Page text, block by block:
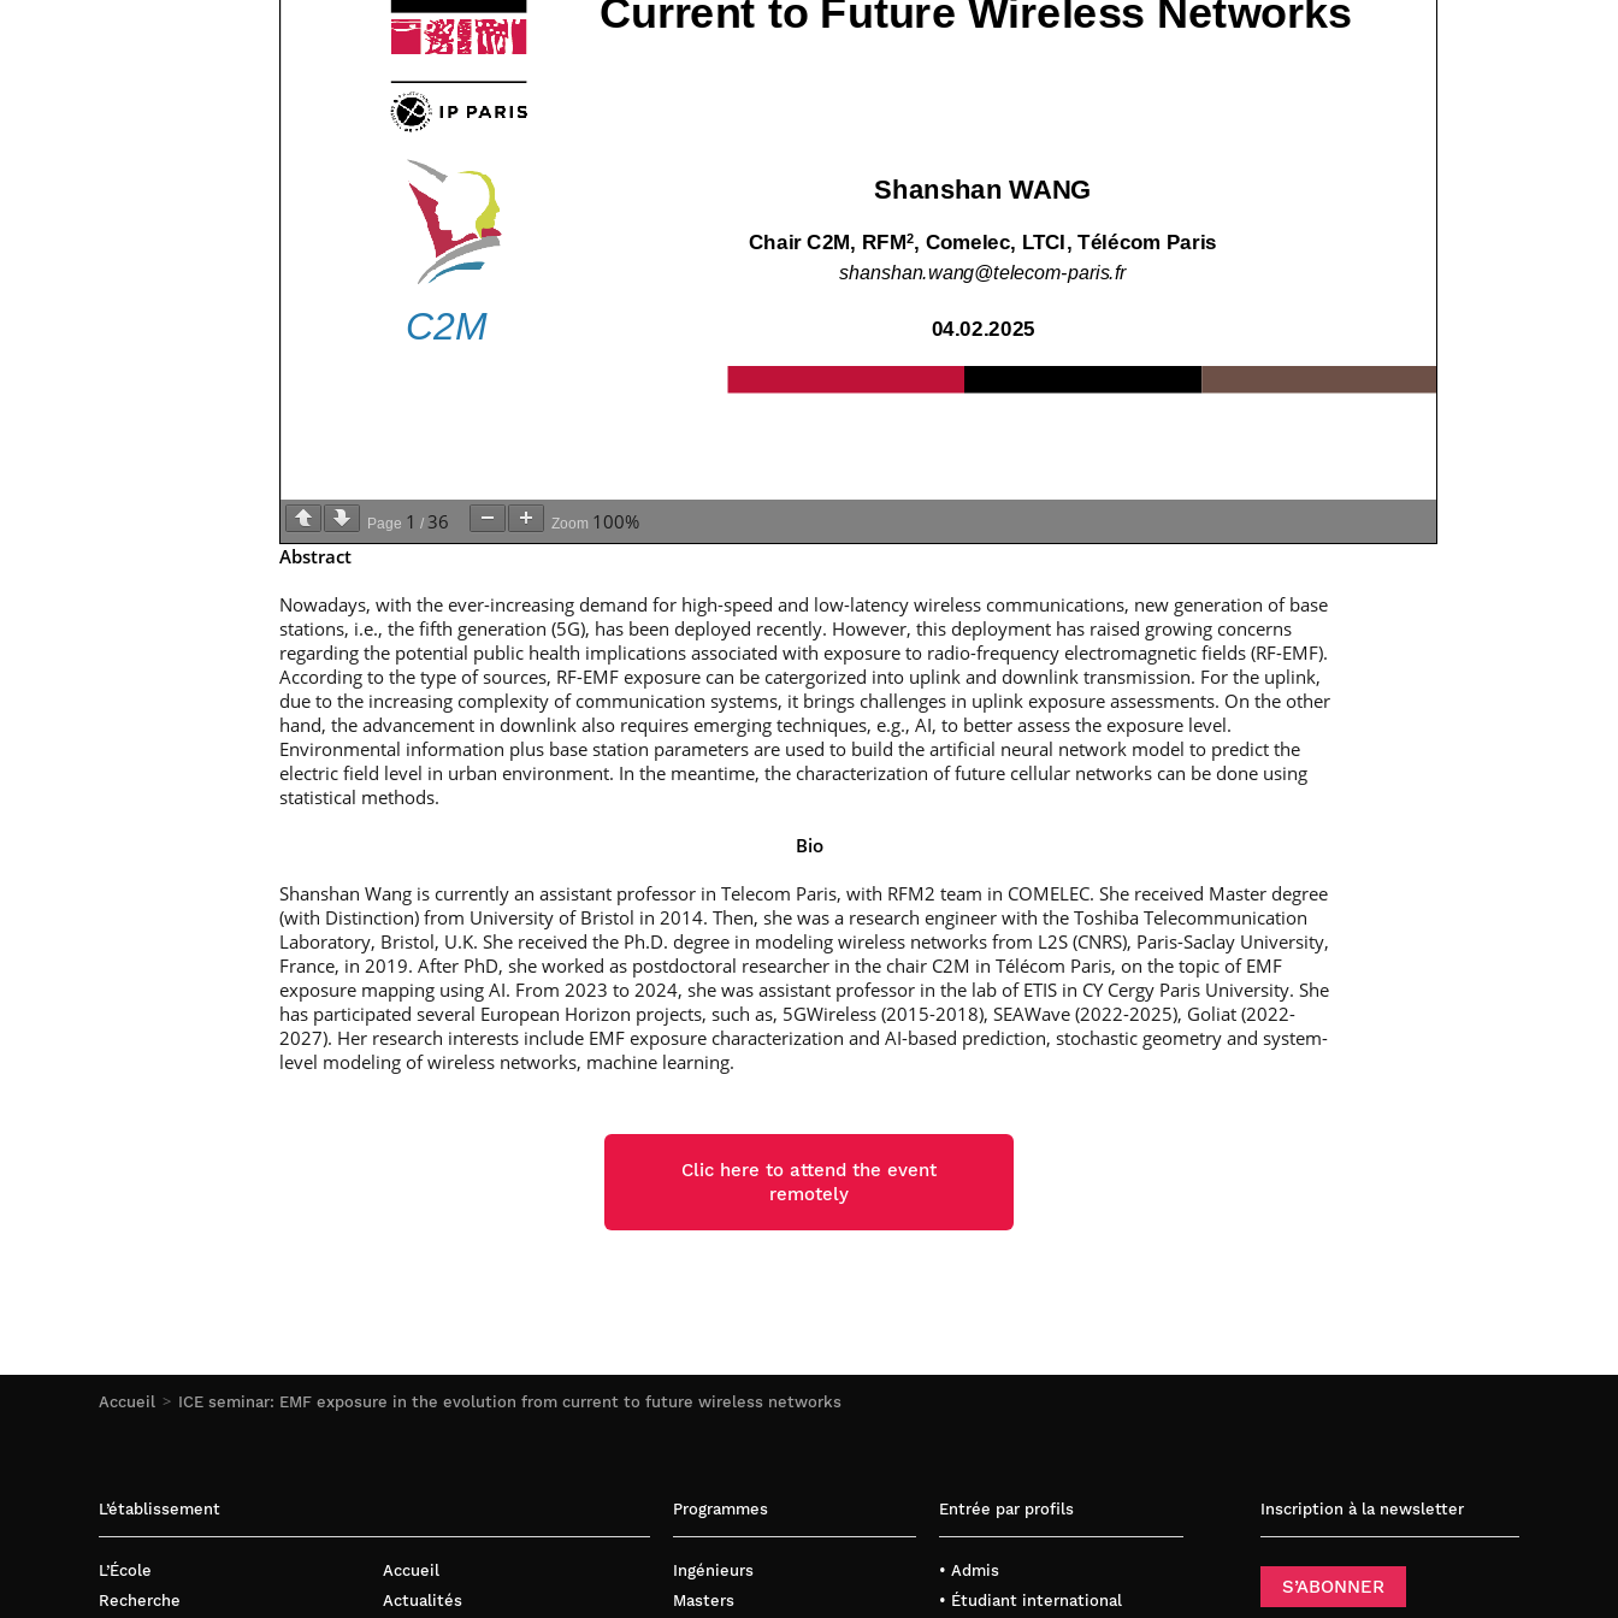
Accueil ICE seminar: EMF exposure in the evolution from current to future wireless networks
Page 1 / 36 Zoom 100%
Abstract
Nowadays, with the ever-increasing demand for high-speed and low-latency wireless communications, new generation of base
stations, i.e., the fifth generation (5G), has been deployed recently. However, this deployment has raised growing concerns
regarding the potential public health implications associated with exposure to radio-frequency electromagnetic fields (RF-EMF).
According to the type of sources, RF-EMF exposure can be catergorized into uplink and downlink transmission. For the uplink,
due to the increasing complexity of communication systems, it brings challenges in uplink exposure assessments. On the other
hand, the advancement in downlink also requires emerging techniques, e.g., AI, to better assess the exposure level.
Environmental information plus base station parameters are used to build the artificial neural network model to predict the
electric field level in urban environment. In the meantime, the characterization of future cellular networks can be done using
statistical methods.
Bio
Shanshan Wang is currently an assistant professor in Telecom Paris, with RFM2 team in COMELEC. She received Master degree
(with Distinction) from University of Bristol in 2014. Then, she was a research engineer with the Toshiba Telecommunication
Laboratory, Bristol, U.K. She received the Ph.D. degree in modeling wireless networks from L2S (CNRS), Paris-Saclay University,
France, in 2019. After PhD, she worked as postdoctoral researcher in the chair C2M in Télécom Paris, on the topic of EMF
exposure mapping using AI. From 2023 to 2024, she was assistant professor in the lab of ETIS in CY Cergy Paris University. She
has participated several European Horizon projects, such as, 5GWireless (2015-2018), SEAWave (2022-2025), Goliat (2022-
2027). Her research interests include EMF exposure characterization and AI-based prediction, stochastic geometry and system-
level modeling of wireless networks, machine learning.
Clic here to attend the event
remotely
L’établissement
L’École
Recherche
Accueil
Actualités
Programmes
Ingénieurs
Masters
Entrée par profils
• Admis
• Étudiant international
Inscription à la newsletter
S’ABONNER